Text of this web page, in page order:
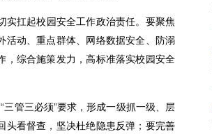
实扛起校园安全工作政治责任。要聚焦
活动、重点群体、网络数据安全、防溺
，综合施策发力，高标准落实校园安全
管三必须”要求，形成一级抓一级、层
头看督查，坚决杜绝隐患反弹；要完善